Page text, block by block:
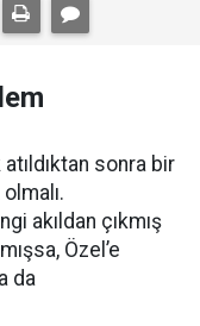
sonra bir
akıldan çıkmış
Özel’e
da